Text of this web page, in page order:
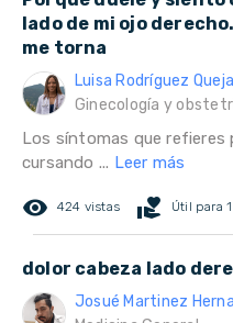
lado de mi ojo
me torna
Luisa Rodríguez
Ginecología y
Los síntomas que refieres
cursando ... Leer más
remove_red_eye 424 vistas volunteer_activism Útil para
dolor cabeza lado
Josué Martinez